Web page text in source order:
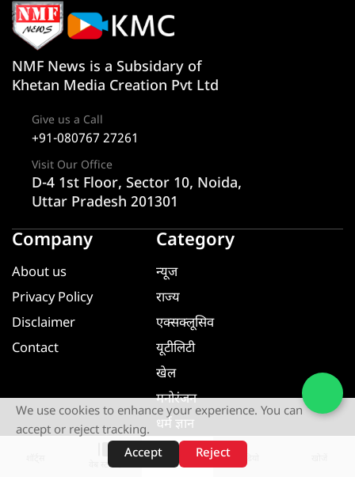
वेब स्टोरीज़
NMF News is a Subsidary of
Khetan Media Creation Pvt Ltd
Give us a Call
+91-080767 27261
Visit Our Office
D-4 1st Floor, Sector 10, Noida,
Uttar Pradesh 201301
Company
About us
Privacy Policy
Disclaimer
Contact
Category
न्यूज
राज्य
एक्सक्लूसिव
यूटीलिटी
खेल
मनोरंजन
धर्म ज्ञान
यूटीलिटी
We use cookies to enhance your experience. You can
accept or reject tracking.
Accept
Reject